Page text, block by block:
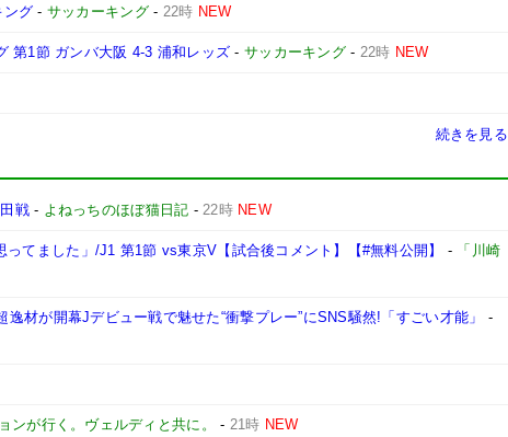
ング - サッカーキング- 22時 NEW
第1節 ガンバ大阪 4-3 浦和レッズ -サッカーキング- 22時 NEW
続きを見る
戦- よねっちのほぼ猫日記 -22時 NEW
てました」/J1 第1節 vs東京V【試合後コメント】【#無料公開】 -
「川崎
材が開幕Jデビュー戦で魅せた“衝撃プレー”にSNS騒然!「すごい才能」
-
ンが行く。ヴェルディと共に。 - 21時 NEW